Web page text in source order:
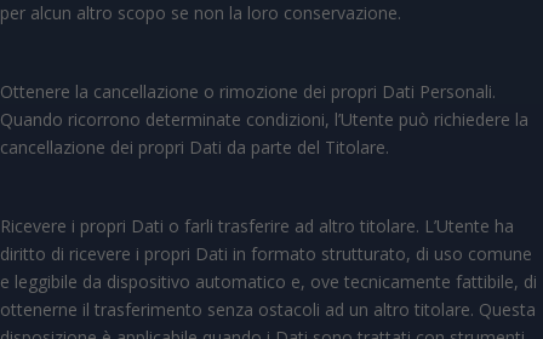
per alcun altro scopo se non la loro conservazione.
Ottenere la cancellazione o rimozione dei propri Dati Personali.
Quando ricorrono determinate condizioni, l’Utente può richiedere la
cancellazione dei propri Dati da parte del Titolare.
Ricevere i propri Dati o farli trasferire ad altro titolare. L’Utente ha
diritto di ricevere i propri Dati in formato strutturato, di uso comune
e leggibile da dispositivo automatico e, ove tecnicamente fattibile, di
ottenerne il trasferimento senza ostacoli ad un altro titolare. Questa